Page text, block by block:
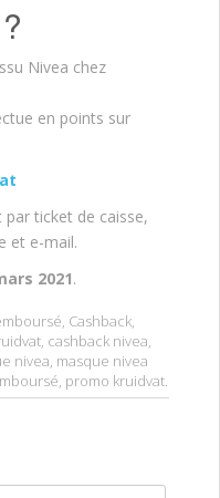
Nivea chez
en points sur
ticket de caisse,
et e-mail.
2021.
, Cashback,
, cashback nivea,
nivea, masque nivea
, promo kruidvat.